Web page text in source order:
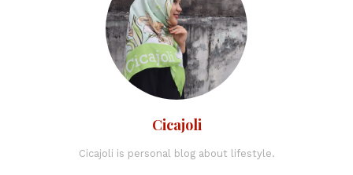
Cicajoli
Cicajoli is personal blog about lifestyle.